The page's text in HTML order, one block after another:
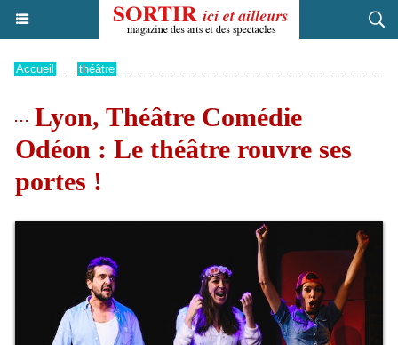
Accueil théâtre
Lyon, Théâtre Comédie
Odéon : Le théâtre rouvre ses
portes !